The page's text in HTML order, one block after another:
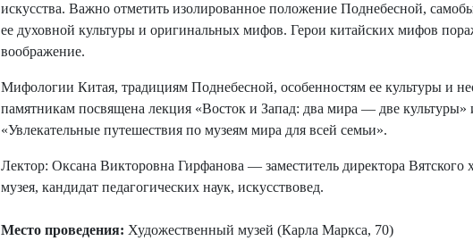
искусства. Важно отметить изолированное положение Поднебесной,
ее духовной культуры и оригинальных мифов. Герои китайских мифов
воображение.
Мифологии Китая, традициям Поднебесной, особенностям ее культуры и
памятникам посвящена лекция «Восток и Запад: два мира — две культуры»
«Увлекательные путешествия по музеям мира для всей семьи».
Лектор: Оксана Викторовна Гирфанова — заместитель директора Вятского
музея, кандидат педагогических наук, искусствовед.
Место проведения: Художественный музей (Карла Маркса, 70)